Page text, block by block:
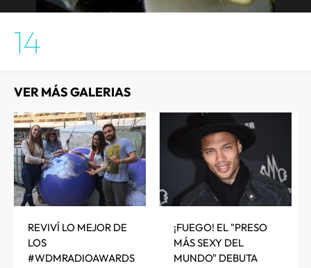
14
VER MÁS GALERIAS
REVIVÍ LO MEJOR DE
LOS
#WDMRADIOAWARDS
¡FUEGO! EL "PRESO
MÁS SEXY DEL
MUNDO" DEBUTA